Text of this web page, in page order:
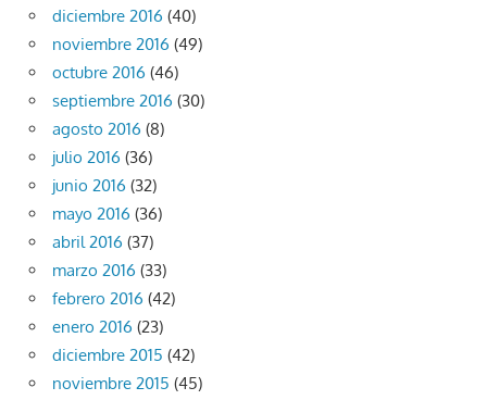
diciembre 2016 (40)
noviembre 2016 (49)
octubre 2016 (46)
septiembre 2016 (30)
agosto 2016 (8)
julio 2016 (36)
junio 2016 (32)
mayo 2016 (36)
abril 2016 (37)
marzo 2016 (33)
febrero 2016 (42)
enero 2016 (23)
diciembre 2015 (42)
noviembre 2015 (45)